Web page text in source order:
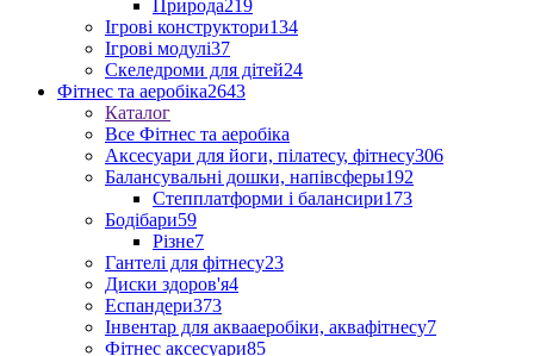
Природа219
Ігрові конструктори134
Ігрові модулі37
Скеледроми для дітей24
Фітнес та аеробіка2643
Каталог
Все Фітнес та аеробіка
Аксесуари для йоги, пілатесу, фітнесу306
Балансувальні дошки, напівсферы192
Степплатформи і балансири173
Бодібари59
Різне7
Гантелі для фітнесу23
Диски здоров'я4
Еспандери373
Інвентар для аквааеробіки, аквафітнесу7
Фітнес аксесуари85